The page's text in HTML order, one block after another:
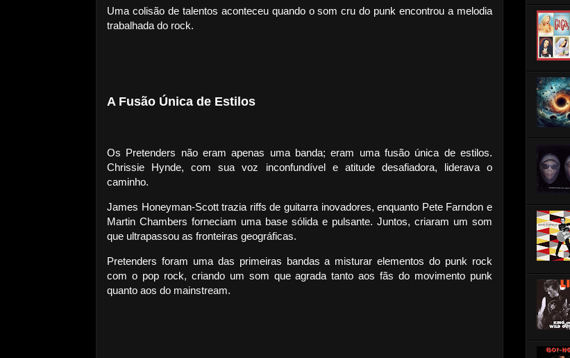
Uma colisão de talentos aconteceu quando o som cru do punk encontrou a melodia
trabalhada do rock.
A Fusão Única de Estilos
Os Pretenders não eram apenas uma banda; eram uma fusão única de estilos.
Chrissie Hynde, com sua voz inconfundível e atitude desafiadora, liderava o
caminho.
James Honeyman-Scott trazia riffs de guitarra inovadores, enquanto Pete Farndon e
Martin Chambers forneciam uma base sólida e pulsante. Juntos, criaram um som
que ultrapassou as fronteiras geográficas.
Pretenders foram uma das primeiras bandas a misturar elementos do punk rock
com o pop rock, criando um som que agrada tanto aos fãs do movimento punk
quanto aos do mainstream.